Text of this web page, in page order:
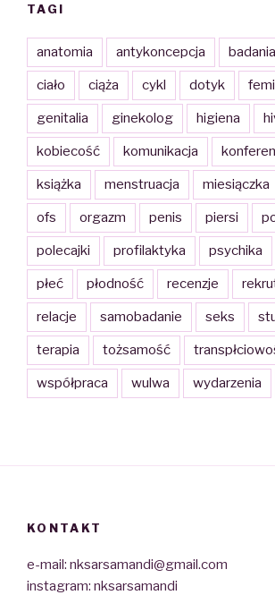
TAGI
anatomia antykoncepcja badania
ciało ciąża cykl dotyk
genitalia ginekolog higiena
kobiecość komunikacja
książka menstruacja miesiączka
ofs orgazm penis piersi
polecajki profilaktyka psychika
płeć płodność recenzje
relacje samobadanie seks
terapia tożsamość
współpraca wulwa wydarzenia
KONTAKT
e-mail: nksarsamandi@gmail.com
instagram: nksarsamandi